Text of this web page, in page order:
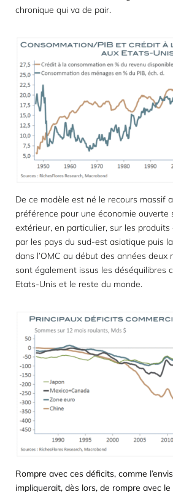
chronique qui va de pair.
De ce modèle est né le recours massif
préférence pour une économie ouverte
extérieur, en particulier, sur les
par les pays du sud-est asiatique puis
dans l’OMC au début des années deux
sont également issus les déséquilibres
Etats-Unis et le reste du monde.
Rompre avec ces déficits, comme
impliquerait, dès lors, de rompre avec